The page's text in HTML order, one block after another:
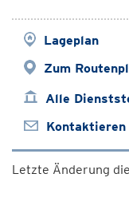
Lageplan
Zum
Alle
Kontaktieren
Letzte Änderung